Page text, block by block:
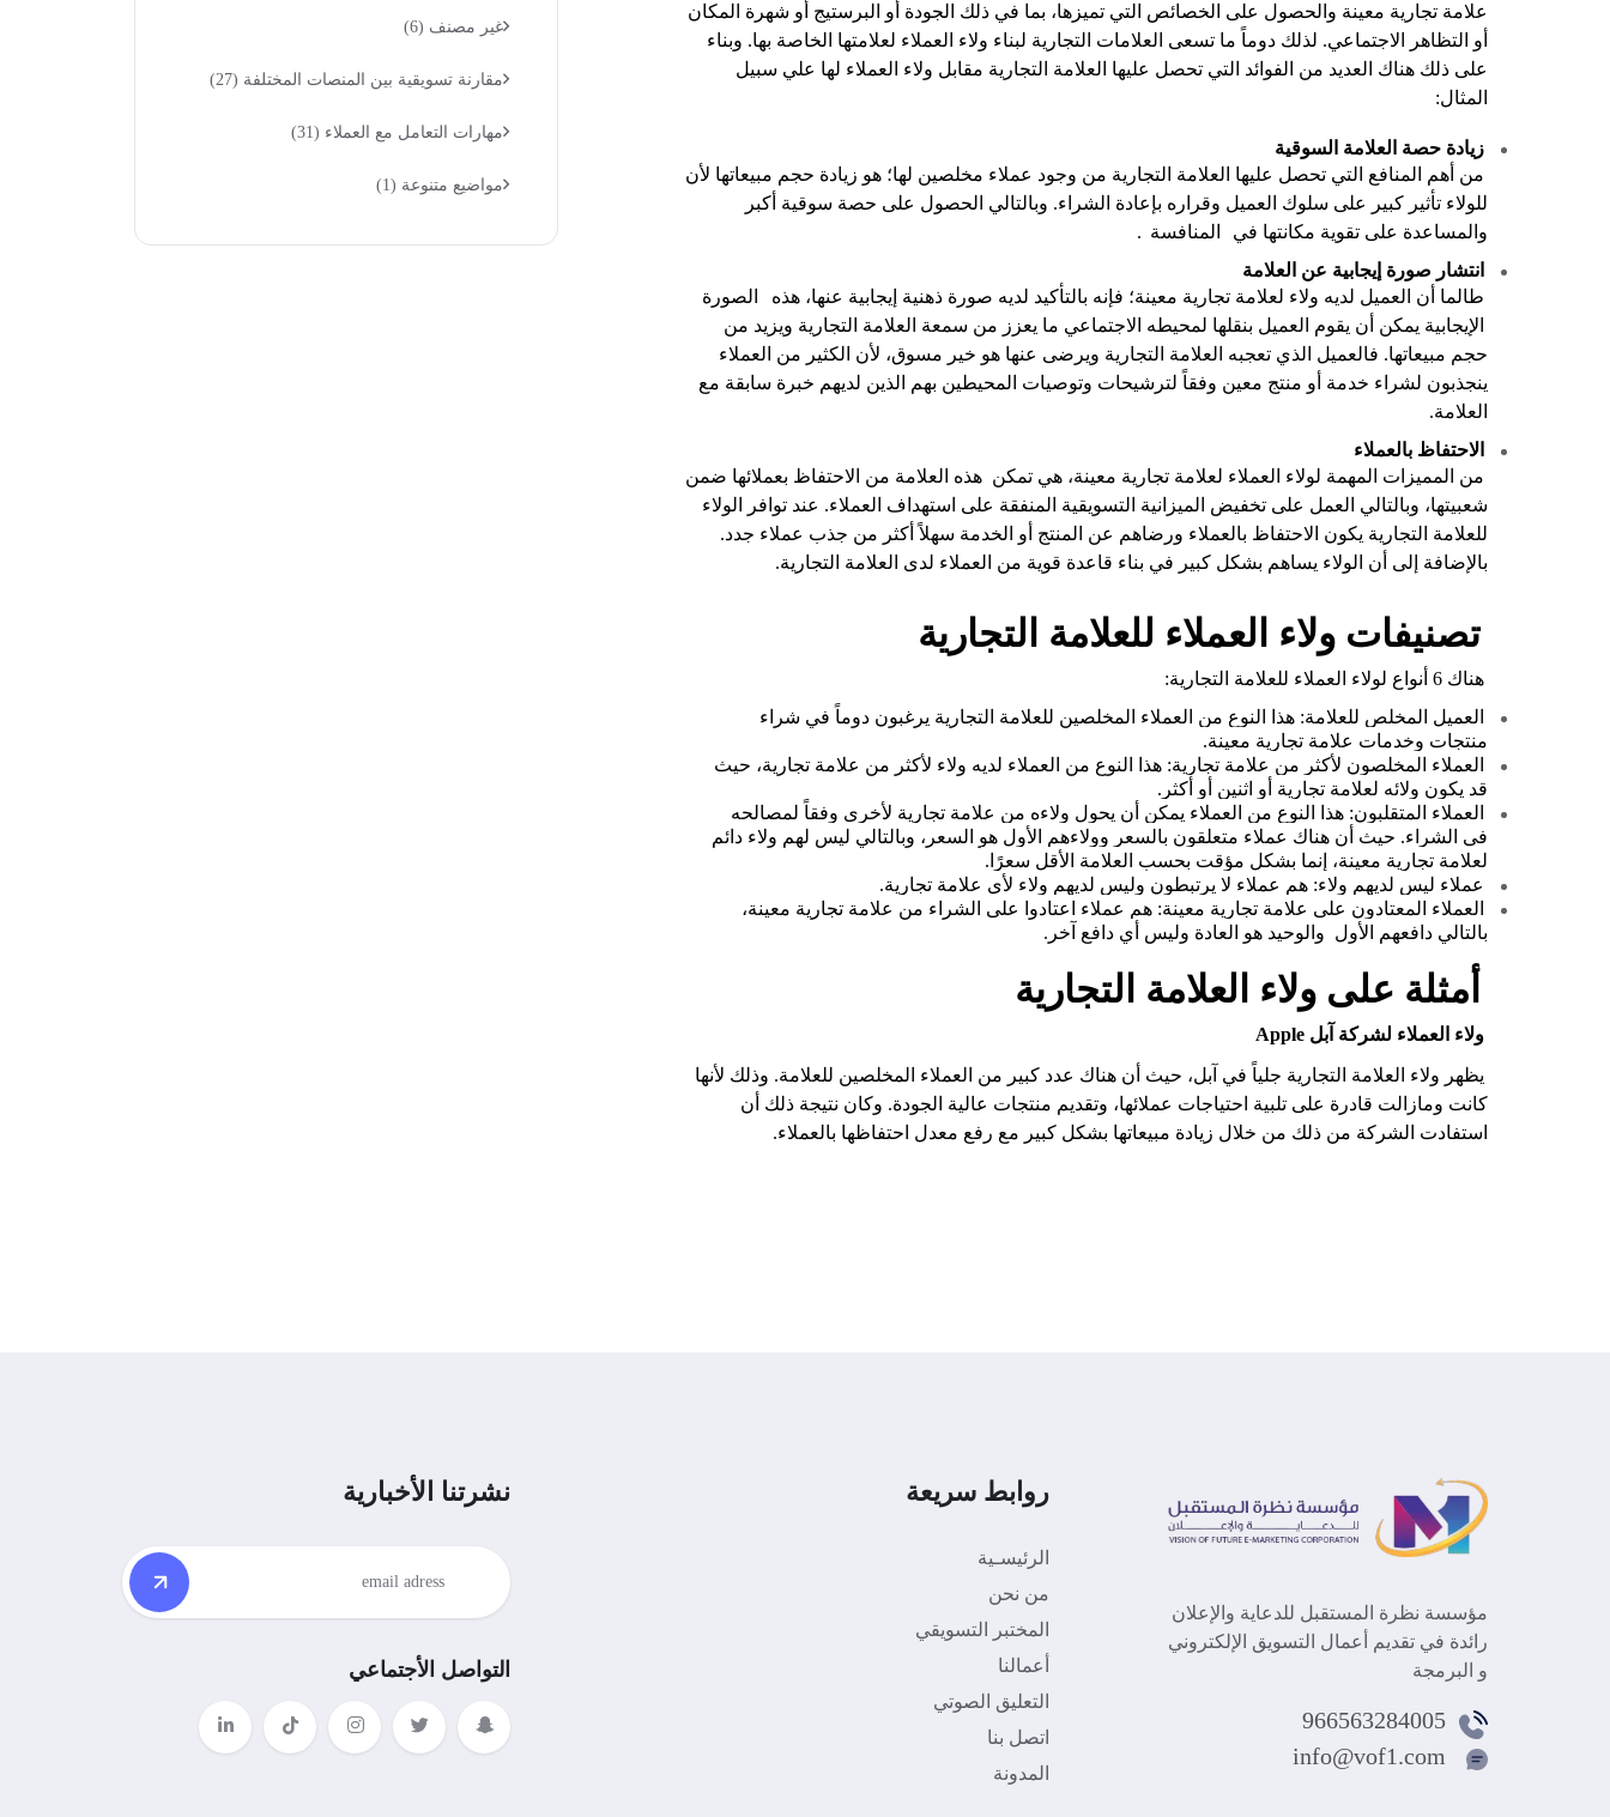
علامة تجارية معينة والحصول على الخصائص التي تميزها، بما في ذلك الجودة أو البرستيج أو شهرة المكان
أو التظاهر الاجتماعي. لذلك دوماً ما تسعى العلامات التجارية لبناء ولاء العملاء لعلامتها الخاصة بها. وبناء
على ذلك هناك العديد من الفوائد التي تحصل عليها العلامة التجارية مقابل ولاء العملاء لها علي سبيل
المثال:
زيادة حصة العلامة السوقية
من أهم المنافع التي تحصل عليها العلامة التجارية من وجود عملاء مخلصين لها؛ هو زيادة حجم مبيعاتها لأن
للولاء تأثير كبير على سلوك العميل وقراره بإعادة الشراء. وبالتالي الحصول على حصة سوقية أكبر
والمساعدة على تقوية مكانتها في
المنافسة .
انتشار صورة إيجابية عن العلامة
طالما أن العميل لديه ولاء لعلامة تجارية معينة؛ فإنه بالتأكيد لديه صورة ذهنية إيجابية عنها، هذه
الصورة
الإيجابية يمكن أن يقوم العميل بنقلها لمحيطه الاجتماعي ما يعزز من سمعة العلامة التجارية ويزيد من
حجم مبيعاتها. فالعميل الذي تعجبه العلامة التجارية ويرضى عنها هو خير مسوق، لأن الكثير من العملاء
ينجذبون لشراء خدمة أو منتج معين وفقاً لترشيحات وتوصيات المحيطين بهم الذين لديهم خبرة سابقة مع
العلامة.
الاحتفاظ بالعملاء
من المميزات المهمة لولاء العملاء لعلامة تجارية معينة، هي تمكن هذه العلامة من الاحتفاظ بعملائها ضمن
شعبيتها، وبالتالي العمل على تخفيض الميزانية التسويقية المنفقة على استهداف العملاء. عند توافر الولاء
للعلامة التجارية يكون الاحتفاظ بالعملاء ورضاهم عن المنتج أو الخدمة سهلاً أكثر من جذب عملاء جدد.
بالإضافة إلى أن الولاء يساهم بشكل كبير في بناء قاعدة قوية من العملاء لدى العلامة التجارية.
تصنيفات ولاء العملاء للعلامة التجارية
هناك 6 أنواع لولاء العملاء للعلامة التجارية:
العميل المخلص للعلامة: هذا النوع من العملاء المخلصين للعلامة التجارية يرغبون دوماً في شراء
منتجات وخدمات علامة تجارية معينة.
العملاء المخلصون لأكثر من علامة تجارية: هذا النوع من العملاء لديه ولاء لأكثر من علامة تجارية، حيث
قد يكون ولائه لعلامة تجارية أو اثنين أو أكثر.
العملاء المتقلبون: هذا النوع من العملاء يمكن أن يحول ولاءه من علامة تجارية لأخرى وفقاً لمصالحه
في الشراء. حيث أن هناك عملاء متعلقون بالسعر وولاءهم الأول هو السعر، وبالتالي ليس لهم ولاء دائم
لعلامة تجارية معينة، إنما بشكل مؤقت بحسب العلامة الأقل سعرًا.
عملاء ليس لديهم ولاء: هم عملاء لا يرتبطون وليس لديهم ولاء لأي علامة تجارية.
العملاء المعتادون على علامة تجارية معينة: هم عملاء اعتادوا على الشراء من علامة تجارية معينة،
بالتالي دافعهم الأول والوحيد هو العادة وليس أي دافع آخر.
أمثلة على ولاء العلامة التجارية
ولاء العملاء لشركة آبل Apple
يظهر ولاء العلامة التجارية جلياً في آبل، حيث أن هناك عدد كبير من العملاء المخلصين للعلامة. وذلك لأنها
كانت ومازالت قادرة على تلبية احتياجات عملائها، وتقديم منتجات عالية الجودة. وكان نتيجة ذلك أن
استفادت الشركة من ذلك من خلال زيادة مبيعاتها بشكل كبير مع رفع معدل احتفاظها بالعملاء.
غير مصنف (6)
مقارنة تسويقية بين المنصات المختلفة (27)
مهارات التعامل مع العملاء (31)
مواضيع متنوعة (1)
مؤسسة نظرة المستقبل للدعاية والإعلان
رائدة في تقديم أعمال التسويق الإلكتروني
و البرمجة
966563284005
info@vof1.com
روابط سريعة
الرئيسـية
من نحن
المختبر التسويقي
أعمالنا
التعليق الصوتي
اتصل بنا
المدونة
نشرتنا الأخبارية
التواصل الأجتماعي